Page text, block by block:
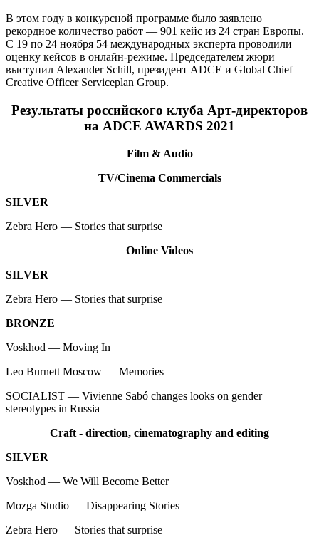
В этом году в конкурсной программе было заявлено
рекордное количество работ — 901 кейс из 24 стран Европы.
С 19 по 24 ноября 54 международных эксперта проводили
оценку кейсов в онлайн-режиме. Председателем жюри
выступил Alexander Schill, президент ADCE и Global Chief
Creative Officer Serviceplan Group.
Результаты российского клуба Арт-директоров
на ADCE AWARDS 2021
Film & Audio
TV/Cinema Commercials
SILVER
Zebra Hero — Stories that surprise
Online Videos
SILVER
Zebra Hero — Stories that surprise
BRONZE
Voskhod — Moving In
Leo Burnett Moscow — Memories
SOCIALIST — Vivienne Sabó changes looks on gender
stereotypes in Russia
Craft - direction, cinematography and editing
SILVER
Voskhod — We Will Become Better
Mozga Studio — Disappearing Stories
Zebra Hero — Stories that surprise